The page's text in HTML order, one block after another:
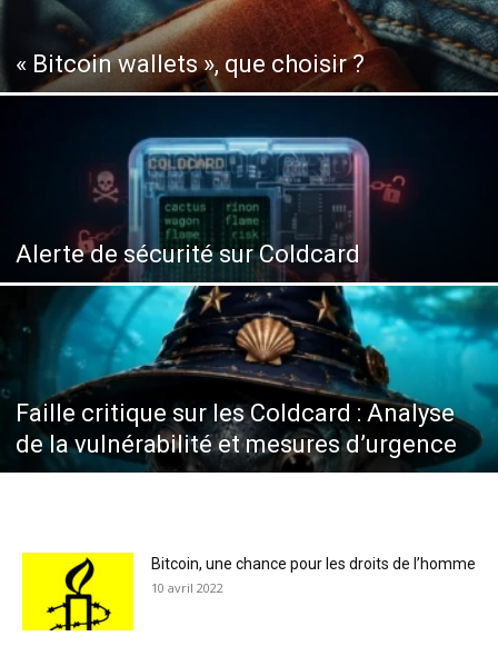
« Bitcoin wallets », que choisir ?
Alerte de sécurité sur Coldcard
Faille critique sur les Coldcard : Analyse
de la vulnérabilité et mesures d’urgence
Bitcoin, une chance pour les droits de l’homme
10 avril 2022